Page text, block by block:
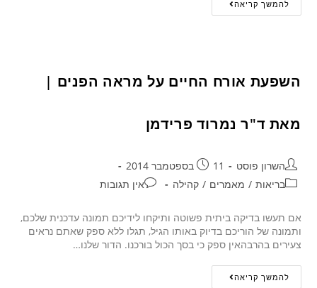
להמשך קריאה
השפעת אורח החיים על מראה הפנים |
מאת ד"ר נמרוד פרידמן
השרון פוסט
11 בספטמבר 2014
בריאות / מאמרים / קהילה אין תגובות
אם תעשו בדיקה ביתית פשוטה ותיקחו לידיכם תמונה עדכנית שלכם,
ותמונה של הוריכם בדיוק באותו הגיל, תגלו ללא ספק שאתם נראים
צעירים בהרבהאין ספק כי בסך הכול בורכנו. הדור שלנו…
להמשך קריאה